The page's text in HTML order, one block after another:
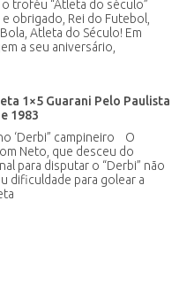
o troféu “Atleta do século”
obrigado, Rei do Futebol,
Atleta do Século! Em
a seu aniversário,
1×5 Guarani Pelo Paulista
1983
‘Derbi” campineiro O
Neto, que desceu do
para disputar o “Derbi” não
dificuldade para golear a